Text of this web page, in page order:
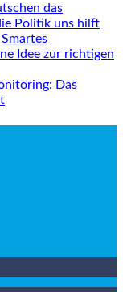
das
Politik uns hilft
Smartes
Idee zur richtigen
Das